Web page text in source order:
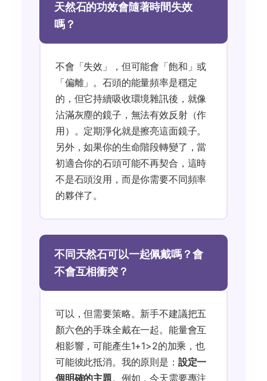
天然石的功效會隨著時間失效
嗎？
不會「失效」，但可能會「飽和」或
「偏離」。石頭的能量頻率是穩定
的，但它持續吸收環境雜訊後，就像
沾滿灰塵的鏡子，無法有效反射（作
用）。定期淨化就是擦亮這面鏡子。
另外，如果你的生命階段轉變了，當
初適合你的石頭可能不再契合，這時
不是石頭沒用，而是你需要不同頻率
的夥伴了。
不同天然石可以一起佩戴嗎？會
不會互相衝突？
可以，但需要策略。新手不建議把五
顏六色的手珠全戴在一起。能量會互
相影響，可能產生1+1>2的加乘，也
可能彼此抵消。我的原則是： 設定一
個明確的主題。例如，今天需要專注